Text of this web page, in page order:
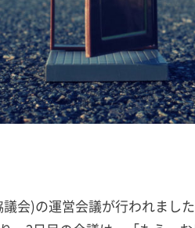
会)の運営会議が行われました